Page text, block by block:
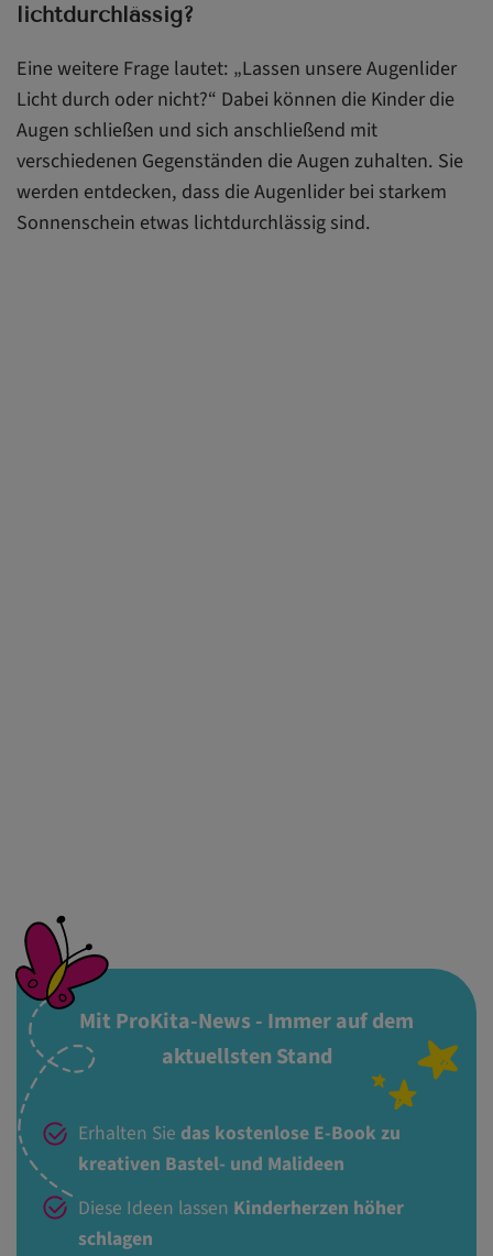
Mit ProKita-News - Immer auf dem
aktuellsten Stand
Erhalten Sie das kostenlose E-Book zu
kreativen Bastel- und Malideen
Diese Ideen lassen Kinderherzen höher
schlagen
lichtdurchlässig?
Eine weitere Frage lautet: „Lassen unsere Augenlider
Licht durch oder nicht?“ Dabei können die Kinder die
Augen schließen und sich anschließend mit
verschiedenen Gegenständen die Augen zuhalten. Sie
werden entdecken, dass die Augenlider bei starkem
Sonnenschein etwas lichtdurchlässig sind.